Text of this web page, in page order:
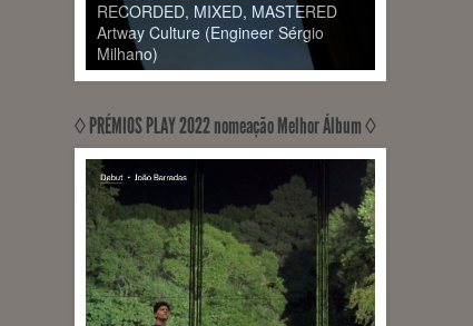
RECORDED, MIXED, MASTERED
Artway Culture (Engineer Sérgio
Milhano)
◊ PRÉMIOS PLAY 2022 nomeação Melhor Álbum ◊